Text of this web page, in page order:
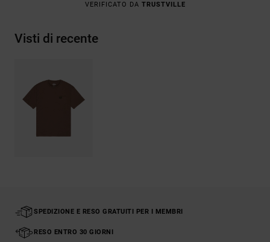
VERIFICATO DA TRUSTVILLE
Visti di recente
SPEDIZIONE E RESO GRATUITI PER I MEMBRI
RESO ENTRO 30 GIORNI